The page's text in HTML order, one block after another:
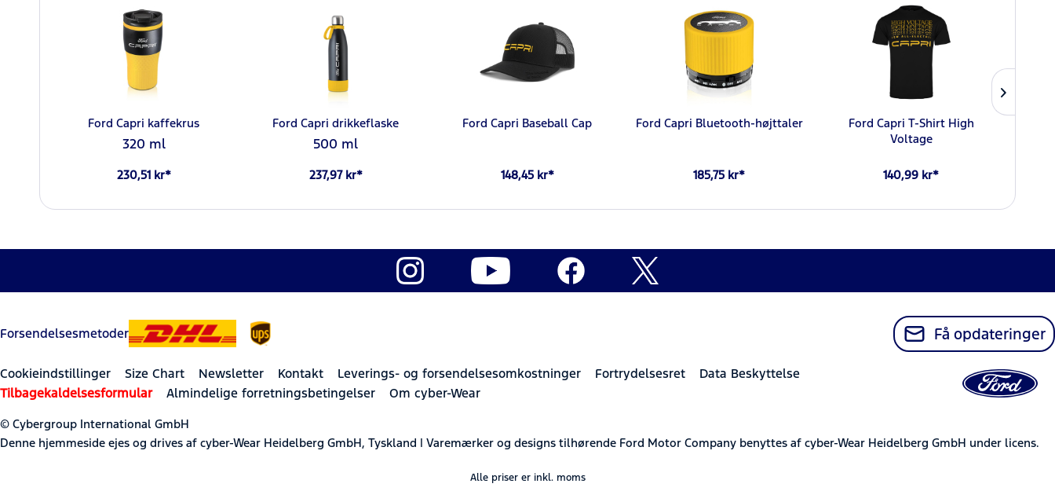
Ford Capri kaffekrus
320 ml
230,51 kr*
Ford Capri drikkeflaske
500 ml
237,97 kr*
Ford Capri Baseball Cap
148,45 kr*
Ford Capri Bluetooth-højttaler
185,75 kr*
Ford Capri T-Shirt High
Voltage
140,99 kr*
Forsendelsesmetoder Få opdateringer
Cookieindstillinger Size Chart Newsletter Kontakt Leverings- og forsendelsesomkostninger Fortrydelsesret
Data Beskyttelse
Tilbagekaldelsesformular
Almindelige forretningsbetingelser Om cyber-Wear
© Cybergroup International GmbH
Denne hjemmeside ejes og drives af cyber-Wear Heidelberg GmbH, Tyskland | Varemærker og designs tilhørende Ford Motor Company benyttes af cyber-Wear Heidelberg GmbH under licens.
Alle priser er inkl. moms